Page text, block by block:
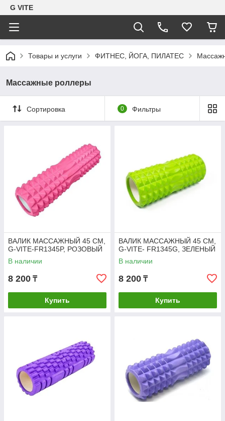
G VITE
Товары и услуги ФИТНЕС, ЙОГА, ПИЛАТЕС
Массажные роллеры
Сортировка 0 Фильтры
ВАЛИК МАССАЖНЫЙ 45 СМ,
G-VITE-FR1345P, РОЗОВЫЙ
В наличии
8 200 ₸
Купить
ВАЛИК МАССАЖНЫЙ 45 СМ,
G-VITE- FR1345G, ЗЕЛЕНЫЙ
В наличии
8 200 ₸
Купить